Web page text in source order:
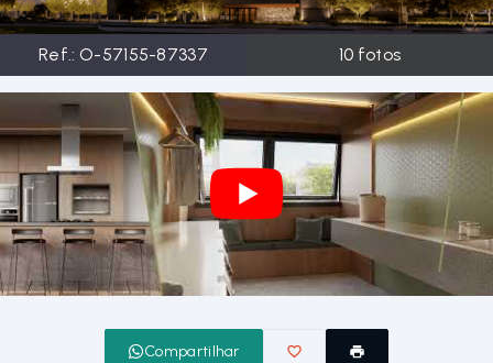
Ref.:O-57155-87337 10 fotos
Compartilhar